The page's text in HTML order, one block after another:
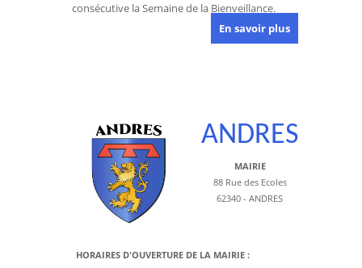
consécutive la Semaine de la Bienveillance.
En savoir plus
ANDRES
MAIRIE
88 Rue des Ecoles
62340 - ANDRES
HORAIRES D'OUVERTURE DE LA MAIRIE :